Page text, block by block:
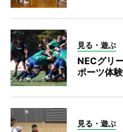
見る・遊ぶ
NECグリ
ポーツ体
見る・遊ぶ